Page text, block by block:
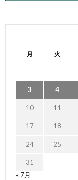
月 火
3 4
10 11
17 18
24 25
31
« 7月